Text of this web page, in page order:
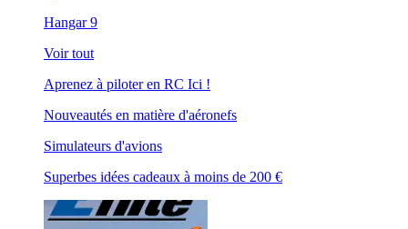
Hangar 9
Voir tout
Aprenez à piloter en RC Ici !
Nouveautés en matière d'aéronefs
Simulateurs d'avions
Superbes idées cadeaux à moins de 200 €